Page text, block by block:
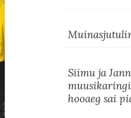
Siimu ja
muusikaringi
hooaeg sai